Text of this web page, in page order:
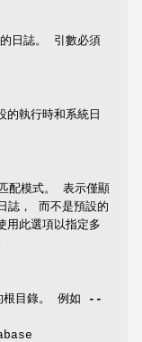
日誌。 引數必須
執行時和系統日
配模式。 表示僅顯
誌， 而不是預設的
用此選項以指定多
目錄。 例如
--